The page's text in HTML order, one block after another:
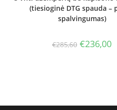
(tiesioginė DTG spauda –
spalvingumas)
€285,60 Original
price
€236,00